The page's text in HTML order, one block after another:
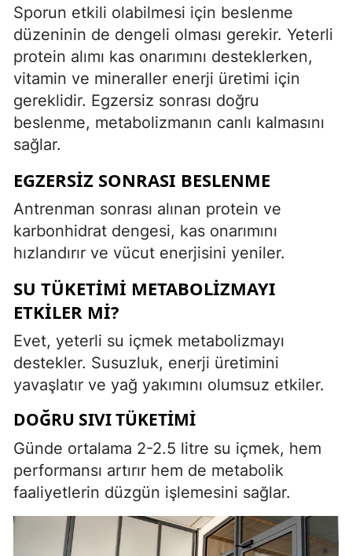
Sporun etkili olabilmesi için beslenme
düzeninin de dengeli olması gerekir. Yeterli
protein alımı kas onarımını desteklerken,
vitamin ve mineraller enerji üretimi için
gereklidir. Egzersiz sonrası doğru
beslenme, metabolizmanın canlı kalmasını
sağlar.
EGZERSIZ SONRASI BESLENME
Antrenman sonrası alınan protein ve
karbonhidrat dengesi, kas onarımını
hızlandırır ve vücut enerjisini yeniler.
SU TÜKETIMI METABOLIZMAYI
ETKILER MI?
Evet, yeterli su içmek metabolizmayı
destekler. Susuzluk, enerji üretimini
yavaşlatır ve yağ yakımını olumsuz etkiler.
DOĞRU SIVI TÜKETIMI
Günde ortalama 2-2.5 litre su içmek, hem
performansı artırır hem de metabolik
faaliyetlerin düzgün işlemesini sağlar.